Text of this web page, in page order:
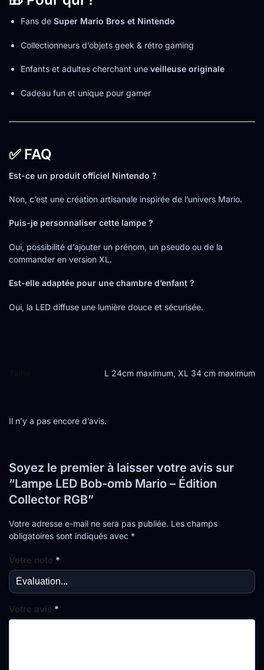
Fans de Super Mario Bros et Nintendo
Collectionneurs d’objets geek & rétro gaming
Enfants et adultes cherchant une veilleuse originale
Cadeau fun et unique pour gamer
✅ FAQ
Est-ce un produit officiel Nintendo ?
Non, c’est une création artisanale inspirée de l’univers Mario.
Puis-je personnaliser cette lampe ?
Oui, possibilité d’ajouter un prénom, un pseudo ou de la
commander en version XL.
Est-elle adaptée pour une chambre d’enfant ?
Oui, la LED diffuse une lumière douce et sécurisée.
L 24cm maximum, XL 34 cm maximum
Il n’y a pas encore d’avis.
Soyez le premier à laisser votre avis sur
“Lampe LED Bob-omb Mario – Édition
Collector RGB”
Votre adresse e-mail ne sera pas publiée. Les champs
obligatoires sont indiqués avec *
Votre note *
Votre avis *